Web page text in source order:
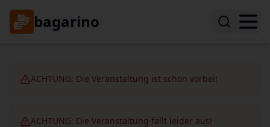
bagarino
ACHTUNG: Die Veranstaltung ist schon vorbei!
ACHTUNG: Die Veranstaltung fällt leider aus!